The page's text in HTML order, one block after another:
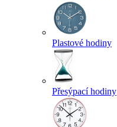
Plastové hodiny
Přesýpací hodiny